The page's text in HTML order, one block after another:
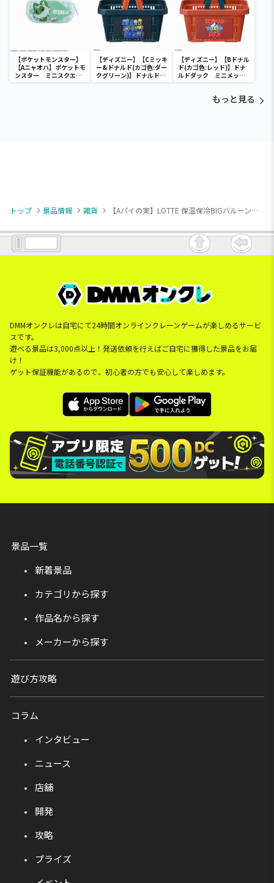
【ポケットモンスター】
【Aニャオハ】ポケットモ
ンスター ミニスクエア
ポーチ
【ディズニー】【Cミッキ
ー&ドナルド(カゴ色:ダー
クグリーン)】ドナルドダ
ック ミニメッシュカゴ
【ディズニー】【Bドナル
ド(カゴ色:レッド)】ドナ
ルドダック ミニメッシ
ュカゴ
もっと見る
トップ 景品情報 雑貨 【Aパイの実】LOTTE 保温保冷BIGバルーンバッグ
DMMオンクレは自宅にて24時間オンラインクレーンゲームが楽しめるサービ
スです。
遊べる景品は3,000点以上！発送依頼を行えばご自宅に獲得した景品をお届
け！
ゲット保証機能があるので、初心者の方でも安心して楽しめます。
景品一覧
新着景品
カテゴリから探す
作品名から探す
メーカーから探す
遊び方攻略
コラム
インタビュー
ニュース
店舗
開発
攻略
プライズ